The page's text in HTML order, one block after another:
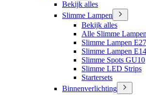
Bekijk alles
Slimme Lampen
Bekijk alles
Alle Slimme Lampen
Slimme Lampen E27
Slimme Lampen E14
Slimme Spots GU10
Slimme LED Strips
Startersets
Binnenverlichting